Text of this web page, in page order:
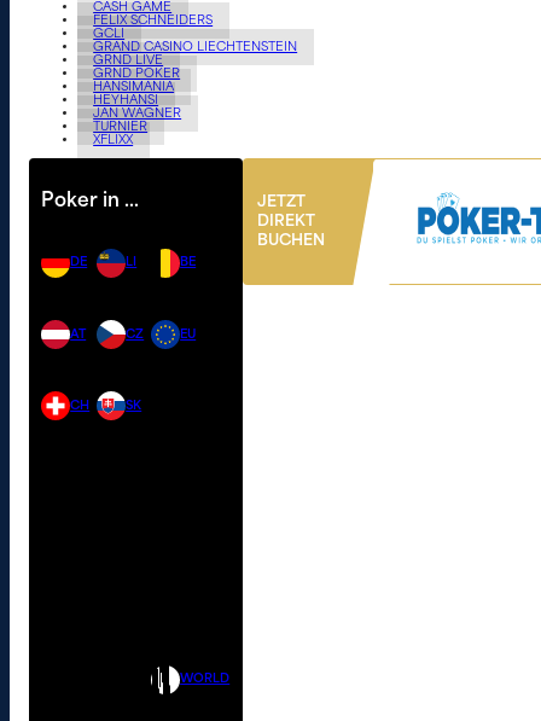
CASH GAME
FELIX SCHNEIDERS
GCLI
GRAND CASINO LIECHTENSTEIN
GRND LIVE
GRND POKER
HANSIMANIA
HEYHANSI
JAN WAGNER
TURNIER
XFLIXX
Poker in …
DE
AT
CH
LI
CZ
SK
BE
EU
WORLD
JETZT
DIREKT
BUCHEN